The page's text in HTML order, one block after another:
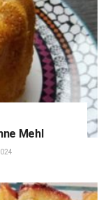
Mehl